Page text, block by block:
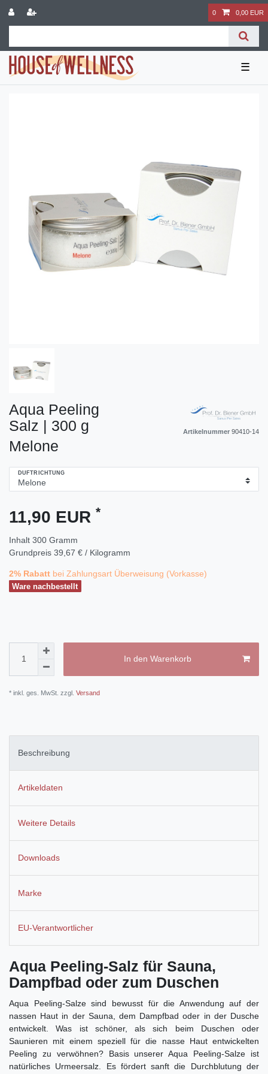
0 0,00 EUR
☰
Aqua Peeling
Salz | 300 g
Melone
Artikelnummer 90410-14
DUFTRICHTUNG
11,90 EUR *
Inhalt 300 Gramm
Grundpreis 39,67 € / Kilogramm
2% Rabatt bei Zahlungsart Überweisung (Vorkasse)
Ware nachbestellt
In den Warenkorb
* inkl. ges. MwSt. zzgl. Versand
Beschreibung
Artikeldaten
Weitere Details
Downloads
Marke
EU-Verantwortlicher
Aqua Peeling-Salz für Sauna,
Dampfbad oder zum Duschen
Aqua Peeling-Salze sind bewusst für die Anwendung auf der
nassen Haut in der Sauna, dem Dampfbad oder in der Dusche
entwickelt. Was ist schöner, als sich beim Duschen oder
Saunieren mit einem speziell für die nasse Haut entwickelten
Peeling zu verwöhnen? Basis unserer Aqua Peeling-Salze ist
natürliches Urmeersalz. Es fördert sanft die Durchblutung der